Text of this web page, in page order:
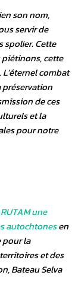
son nom,
servir de
spolier. Cette
cette
combat
préservation
de ces
et la
pour notre
une
autochtonesen
pour la
et des
Bateau Selva